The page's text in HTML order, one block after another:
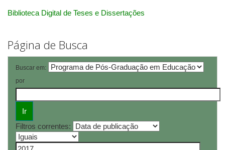
Biblioteca Digital de Teses e Dissertações
Página de Busca
Buscar em:
por
Filtros correntes: